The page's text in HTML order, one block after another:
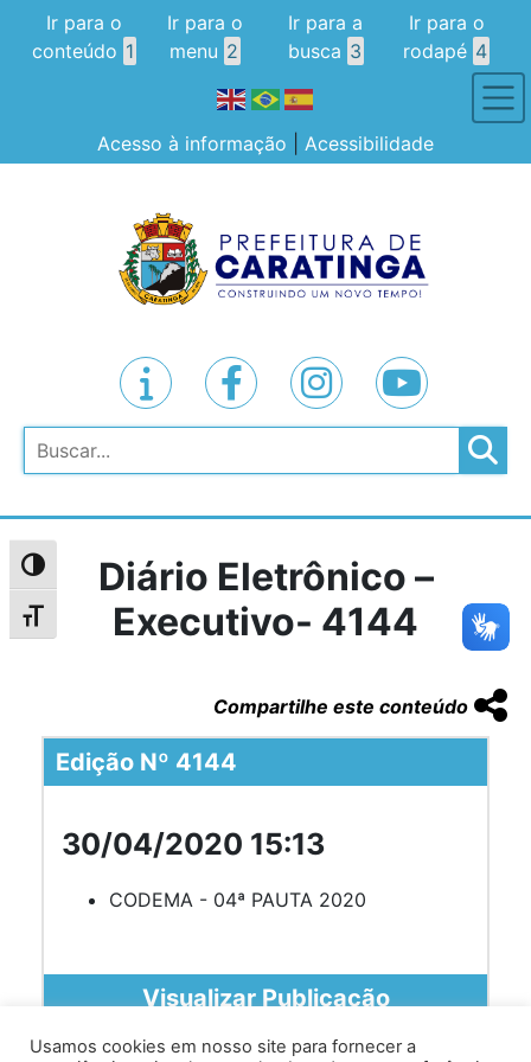
Alternar alto contraste
Alternar tamanho da fonte
Ir para o
conteúdo 1
Ir para o
menu 2
Ir para a
busca 3
Ir para o
rodapé 4
Acesso à informação Acessibilidade
Pesquisar
Diário Eletrônico –
Executivo- 4144
Compartilhe este conteúdo
Edição Nº 4144
30/04/2020 15:13
CODEMA - 04ª PAUTA 2020
Visualizar Publicação
Usamos cookies em nosso site para fornecer a